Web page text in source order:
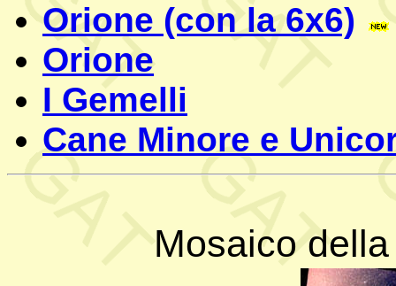
Orione (con la 6x6)
Orione
I Gemelli
Cane Minore e
Mosaico